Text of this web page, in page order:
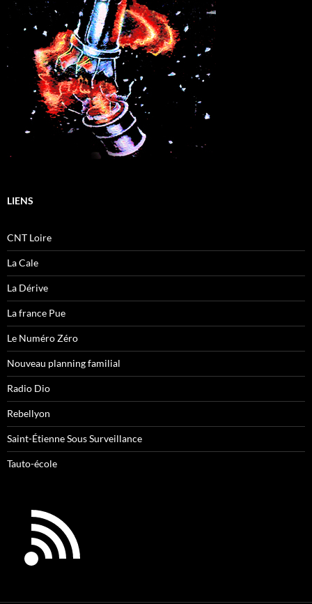
LIENS
CNT Loire
La Cale
La Dérive
La france Pue
Le Numéro Zéro
Nouveau planning familial
Radio Dio
Rebellyon
Saint-Étienne Sous Surveillance
Tauto-école